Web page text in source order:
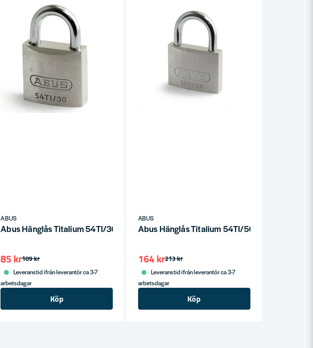
ABUS
Abus Hänglås Titalium 54TI/30 SB
109 kr
85 kr
Leveranstid ifrån leverantör ca 3-7
arbetsdagar
Köp
ABUS
Abus Hänglås Titalium 54TI/50 SB
213 kr
164 kr
Leveranstid ifrån leverantör ca 3-7
arbetsdagar
Köp